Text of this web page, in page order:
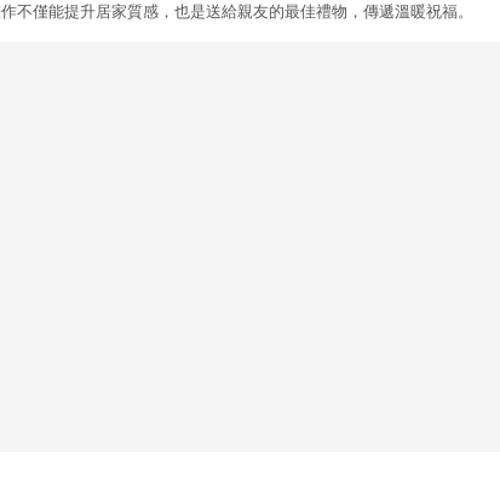
不僅能提升居家質感，也是送給親友的最佳禮物，傳遞溫暖祝福。